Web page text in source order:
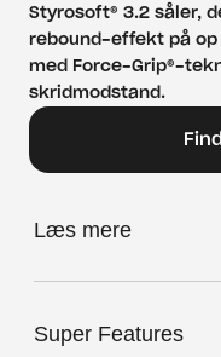
Styrosoft® 3.2 såler,
rebound-effekt på op
med Force-Grip®-
skridmodstand.
Læs mere
Super Features